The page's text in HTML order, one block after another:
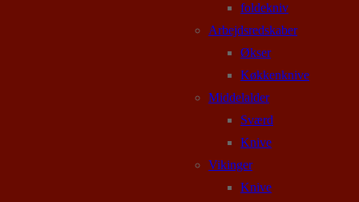
foldekniv
Arbejdsredskaber
Økser
Køkkenknive
Middelalder
Sværd
Knive
Vikinger
Knive